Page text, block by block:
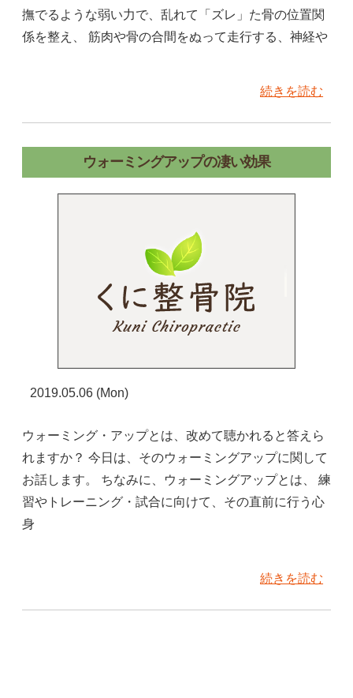
撫でるような弱い力で、乱れて「ズレ」た骨の位置関
係を整え、 筋肉や骨の合間をぬって走行する、神経や
続きを読む
ウォーミングアップの凄い効果
2019.05.06 (Mon)
ウォーミング・アップとは、改めて聴かれると答えら
れますか？ 今日は、そのウォーミングアップに関して
お話します。 ちなみに、ウォーミングアップとは、 練
習やトレーニング・試合に向けて、その直前に行う心
身
続きを読む